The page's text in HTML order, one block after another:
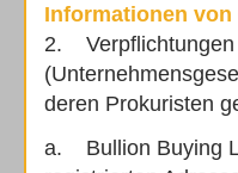
Informationen
2. Verpflichtungen
deren Prokuristen
a. Bullion Buying